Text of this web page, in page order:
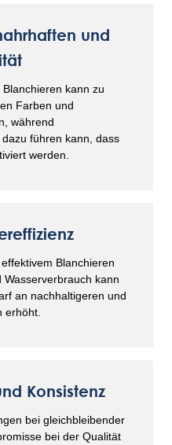
und
kann zu
Farben und
während
führen kann, dass
werden.
Blanchieren
kann
an nachhaltigeren und
erhöht.
Konsistenz
bei gleichbleibender
bei der Qualität